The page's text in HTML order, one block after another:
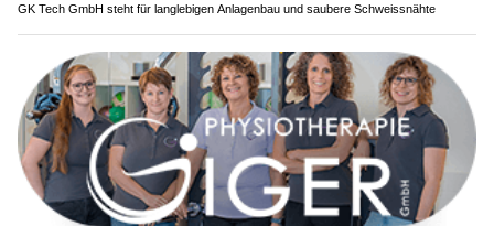
GK Tech GmbH steht für langlebigen Anlagenbau und saubere Schweissnähte